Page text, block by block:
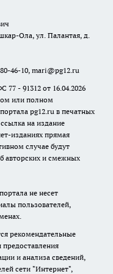
Ола, ул. Палантая, д.
46-10, mari@pg12.ru
- 91312 от 16.04.2026
или полном
pg12.ru в печатных
на издание
изданиях прямая
случае будут
авторских и смежных
не несет
пользователей,
рекомендательные
и анализа сведений,
сети "Интернет",